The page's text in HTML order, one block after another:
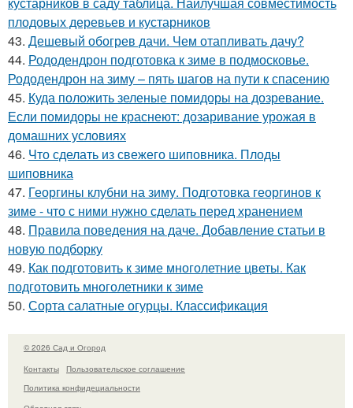
плодовых деревьев и кустарников
43. Дешевый обогрев дачи. Чем отапливать дачу?
44. Рододендрон подготовка к зиме в подмосковье.
Рододендрон на зиму – пять шагов на пути к спасению
45. Куда положить зеленые помидоры на дозревание.
Если помидоры не краснеют: дозаривание урожая в
домашних условиях
46. Что сделать из свежего шиповника. Плоды
шиповника
47. Георгины клубни на зиму. Подготовка георгинов к
зиме - что с ними нужно сделать перед хранением
48. Правила поведения на даче. Добавление статьи в
новую подборку
49. Как подготовить к зиме многолетние цветы. Как
подготовить многолетники к зиме
50. Сорта салатные огурцы. Классификация
© 2026 Сад и Огород
Контакты
Пользовательское соглашение
Политика конфидециальности